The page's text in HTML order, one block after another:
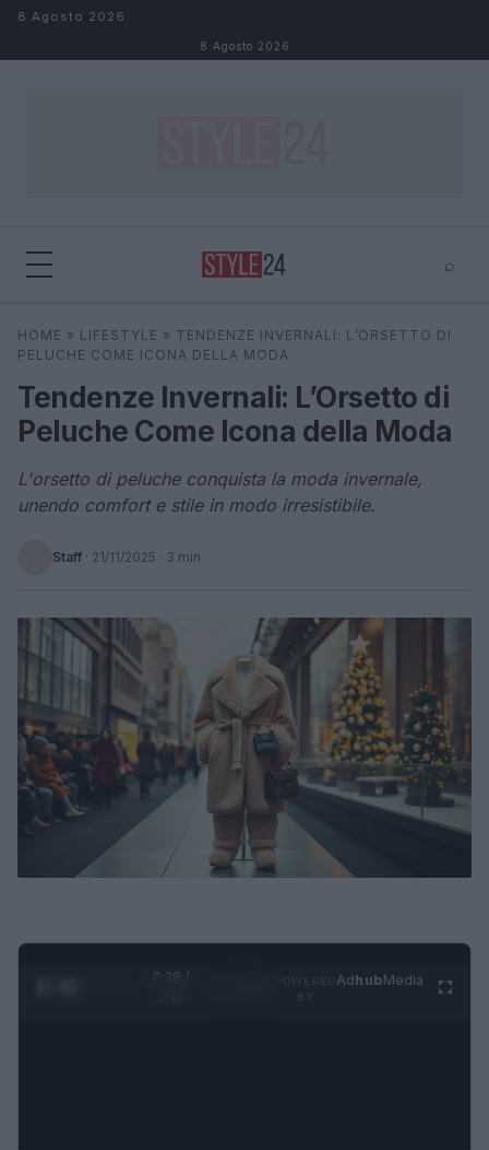
Salta al contenuto
8 Agosto 2026
8 Agosto 2026
⌕
Cerca ⌕ ×
HOME » LIFESTYLE » TENDENZE INVERNALI: L’ORSETTO DI
PELUCHE COME ICONA DELLA MODA
Tendenze Invernali: L’Orsetto di
Peluche Come Icona della Moda
L'orsetto di peluche conquista la moda invernale,
unendo comfort e stile in modo irresistibile.
Staff · 21/11/2025 · 3 min
0:29 /
AdhubMedia